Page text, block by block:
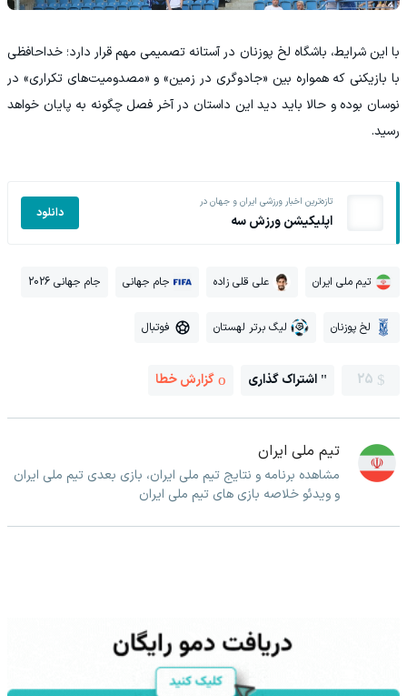
با این شرایط، باشگاه لخ پوزنان در آستانه تصمیمی مهم قرار دارد؛ خداحافظی
با بازیکنی که همواره بین «جادوگری در زمین» و «مصدومیت‌های تکراری» در
نوسان بوده و حالا باید دید این داستان در آخر فصل چگونه به پایان خواهد
رسید.
تازه‌ترین اخبار ورزشی ایران و جهان در
اپلیکیشن ورزش سه دانلود
تیم ملی ایران علی قلی زاده جام جهانی جام جهانی 2026
لخ پوزنان لیگ برتر لهستان فوتبال
25 اشتراک گذاری گزارش خطا
تیم ملی ایران
مشاهده برنامه و نتایج تیم ملی ایران، بازی بعدی تیم ملی ایران
و ویدئو خلاصه بازی های تیم ملی ایران